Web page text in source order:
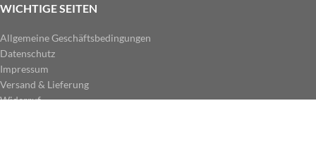
WICHTIGE SEITEN
Allgemeine Geschäftsbedingungen
Datenschutz
Impressum
Versand & Lieferung
Widerruf